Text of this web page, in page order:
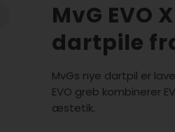
MvG EVO
dartpile
MvGs nye dartpil er
EVO greb kombinerer
æstetik.